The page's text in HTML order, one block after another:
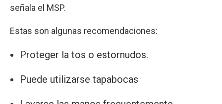
señala el MSP.
Estas son algunas recomendaciones:
Proteger la tos o estornudos.
Puede utilizarse tapabocas